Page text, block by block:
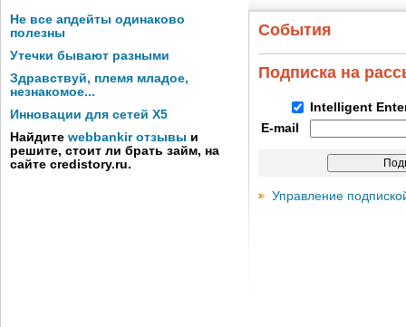
Не все апдейты одинаково
полезны
Утечки бывают разными
Здравствуй, племя младое,
незнакомое...
Инновации для сетей X5
Найдите webbankir отзывы и
решите, стоит ли брать займ, на
сайте credistory.ru.
События
Подписка на
Intelligent
E-mail
Управление